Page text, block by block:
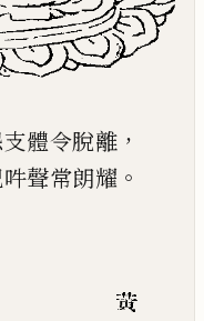
體令脫離 ，
聲常朗耀 。